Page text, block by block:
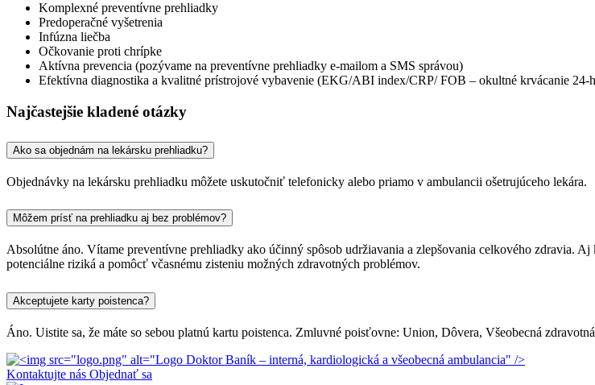
Komplexné preventívne prehliadky
Predoperačné vyšetrenia
Infúzna liečba
Očkovanie proti chrípke
Aktívna prevencia (pozývame na preventívne prehliadky e-mailom a SMS správou)
Efektívna diagnostika a kvalitné prístrojové vybavenie (EKG/ABI index/CRP/ FOB – okultné krvácanie
Najčastejšie kladené otázky
Ako sa objednám na lekársku prehliadku?
Objednávky na lekársku prehliadku môžete uskutočniť telefonicky alebo priamo v ambulancii ošetrujúceho lekára.
Môžem prísť na prehliadku aj bez problémov?
Absolútne áno. Vítame preventívne prehliadky ako účinný spôsob udržiavania a zlepšovania celkového zdravia.
potenciálne riziká a pomôcť včasnému zisteniu možných zdravotných problémov.
Akceptujete karty poistenca?
Áno. Uistite sa, že máte so sebou platnú kartu poistenca. Zmluvné poisťovne: Union, Dôvera, Všeobecná
Kontaktujte nás Objednať sa